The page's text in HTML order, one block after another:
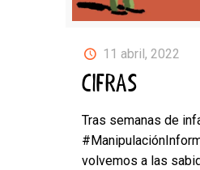
11 abril, 2022
CIFRAS
Tras semanas de
volvemos a las